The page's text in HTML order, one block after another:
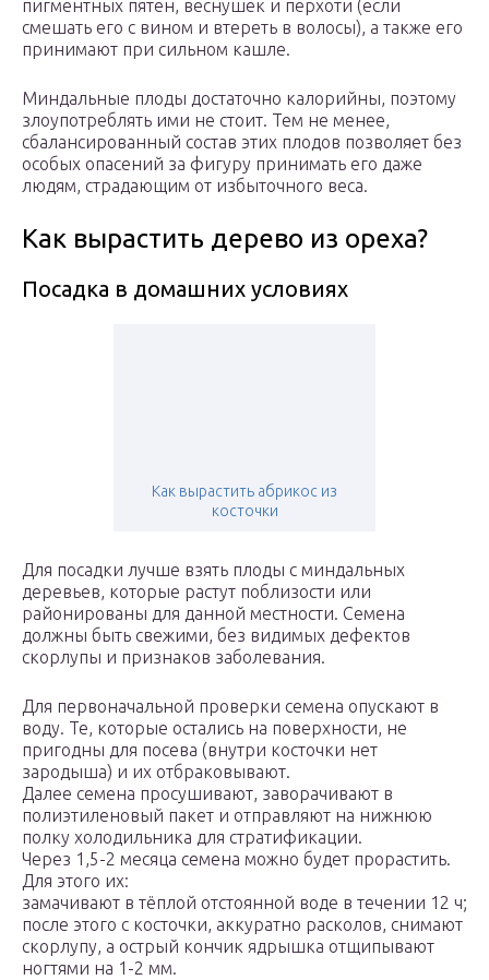
пигментных пятен, веснушек и перхоти (если
смешать его с вином и втереть в волосы), а также его
принимают при сильном кашле.
Миндальные плоды достаточно калорийны, поэтому
злоупотреблять ими не стоит. Тем не менее,
сбалансированный состав этих плодов позволяет без
особых опасений за фигуру принимать его даже
людям, страдающим от избыточного веса.
Как вырастить дерево из ореха?
Посадка в домашних условиях
Как вырастить абрикос из
косточки
Для посадки лучше взять плоды с миндальных
деревьев, которые растут поблизости или
районированы для данной местности. Семена
должны быть свежими, без видимых дефектов
скорлупы и признаков заболевания.
Для первоначальной проверки семена опускают в
воду. Те, которые остались на поверхности, не
пригодны для посева (внутри косточки нет
зародыша) и их отбраковывают.
Далее семена просушивают, заворачивают в
полиэтиленовый пакет и отправляют на нижнюю
полку холодильника для стратификации.
Через 1,5-2 месяца семена можно будет прорастить.
Для этого их:
замачивают в тёплой отстоянной воде в течении 12 ч;
после этого с косточки, аккуратно расколов, снимают
скорлупу, а острый кончик ядрышка отщипывают
ногтями на 1-2 мм.